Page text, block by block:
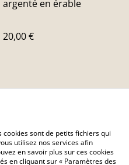
argenté en érable
20,00 €
Conditions
Politique de cookies
cookies sont de petits fichiers qui
utilisez nos services afin
en savoir plus sur ces cookies
en cliquant sur « Paramètres des